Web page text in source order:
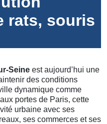
rats, souris
Seine est aujourd’hui une
des conditions
dynamique comme
portes de Paris, cette
urbaine avec ses
ses commerces et ses